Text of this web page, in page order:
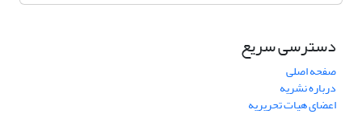
دسترسی سریع
صفحه اصلی
درباره نشریه
اعضای هیات تحریریه